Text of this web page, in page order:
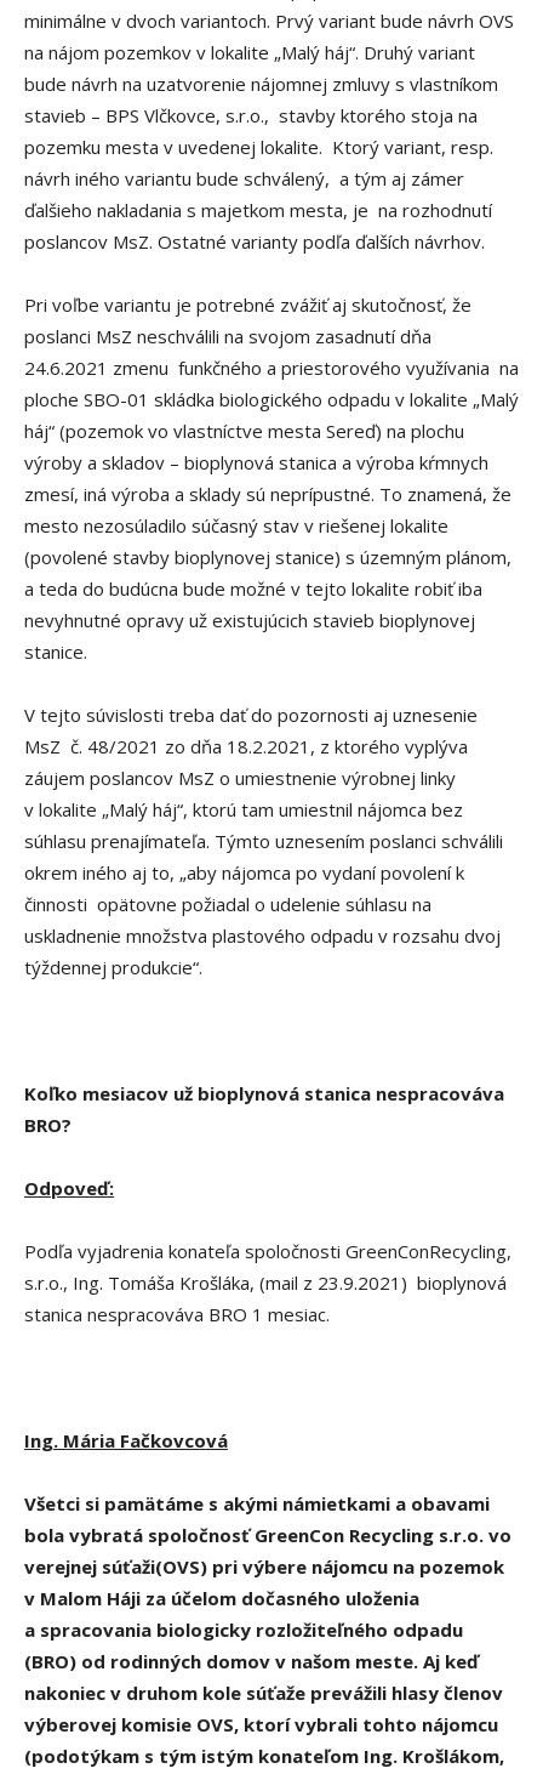
minimálne v dvoch variantoch. Prvý variant bude návrh OVS
na nájom pozemkov v lokalite „Malý háj“. Druhý variant
bude návrh na uzatvorenie nájomnej zmluvy s vlastníkom
stavieb – BPS Vlčkovce, s.r.o., stavby ktorého stoja na
pozemku mesta v uvedenej lokalite. Ktorý variant, resp.
návrh iného variantu bude schválený, a tým aj zámer
ďalšieho nakladania s majetkom mesta, je na rozhodnutí
poslancov MsZ. Ostatné varianty podľa ďalších návrhov.
Pri voľbe variantu je potrebné zvážiť aj skutočnosť, že
poslanci MsZ neschválili na svojom zasadnutí dňa
24.6.2021 zmenu funkčného a priestorového využívania na
ploche SBO-01 skládka biologického odpadu v lokalite „Malý
háj“ (pozemok vo vlastníctve mesta Sereď) na plochu
výroby a skladov – bioplynová stanica a výroba kŕmnych
zmesí, iná výroba a sklady sú neprípustné. To znamená, že
mesto nezosúladilo súčasný stav v riešenej lokalite
(povolené stavby bioplynovej stanice) s územným plánom,
a teda do budúcna bude možné v tejto lokalite robiť iba
nevyhnutné opravy už existujúcich stavieb bioplynovej
stanice.
V tejto súvislosti treba dať do pozornosti aj uznesenie
MsZ č. 48/2021 zo dňa 18.2.2021, z ktorého vyplýva
záujem poslancov MsZ o umiestnenie výrobnej linky
v lokalite „Malý háj“, ktorú tam umiestnil nájomca bez
súhlasu prenajímateľa. Týmto uznesením poslanci schválili
okrem iného aj to, „aby nájomca po vydaní povolení k
činnosti opätovne požiadal o udelenie súhlasu na
uskladnenie množstva plastového odpadu v rozsahu dvoj
týždennej produkcie“.
Koľko mesiacov už bioplynová stanica nespracováva
BRO?
Odpoveď:
Podľa vyjadrenia konateľa spoločnosti GreenConRecycling,
s.r.o., Ing. Tomáša Krošláka, (mail z 23.9.2021) bioplynová
stanica nespracováva BRO 1 mesiac.
Ing. Mária Fačkovcová
Všetci si pamätáme s akými námietkami a obavami
bola vybratá spoločnosť GreenCon Recycling s.r.o. vo
verejnej súťaži(OVS) pri výbere nájomcu na pozemok
v Malom Háji za účelom dočasného uloženia
a spracovania biologicky rozložiteľného odpadu
(BRO) od rodinných domov v našom meste. Aj keď
nakoniec v druhom kole súťaže prevážili hlasy členov
výberovej komisie OVS, ktorí vybrali tohto nájomcu
(podotýkam s tým istým konateľom Ing. Krošlákom,